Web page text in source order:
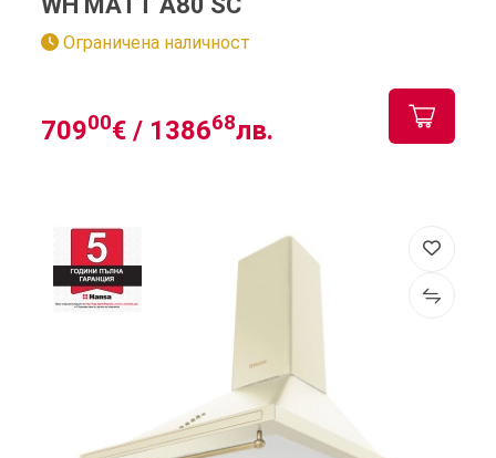
Ограничена наличност
70900€ / 138668лв.